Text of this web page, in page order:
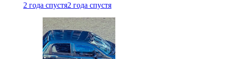
2 года спустя2 года спустя